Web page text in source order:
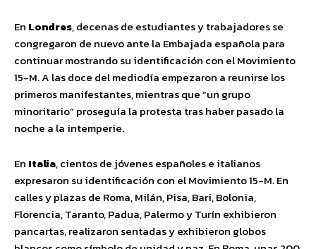
En Londres, decenas de estudiantes y trabajadores se
congregaron de nuevo ante la Embajada española para
continuar mostrando su identificación con el Movimiento
15-M. A las doce del mediodía empezaron a reunirse los
primeros manifestantes, mientras que “un grupo
minoritario” proseguía la protesta tras haber pasado la
noche a la intemperie.
En Italia, cientos de jóvenes españoles e italianos
expresaron su identificación con el Movimiento 15-M. En
calles y plazas de Roma, Milán, Pisa, Bari, Bolonia,
Florencia, Taranto, Padua, Palermo y Turín exhibieron
pancartas, realizaron sentadas y exhibieron globos